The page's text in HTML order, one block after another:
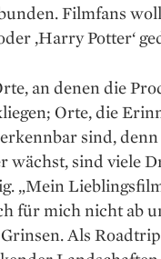
Filmfans
‚Harry Potter‘
an denen die
Orte, die
sind,
wächst, sind viele
„Mein
für mich nicht ab
Als